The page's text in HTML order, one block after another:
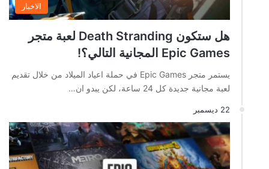
الاخبار
هل ستكون Death Stranding لعبة متجر
Epic Games المجانية التالي؟!
يستمر متجر Epic Games في حملة اعياد الميلاد من خلال تقديم
لعبة مجانية جديدة كل 24 ساعة، لكن يبدو ان…
22 ديسمبر